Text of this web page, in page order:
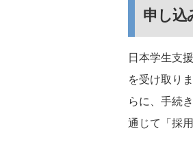
申し込
日本学生支
を受け取り
らに、手続
通じて「採